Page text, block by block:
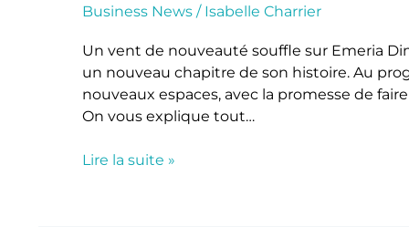
Business News / Isabelle Charrier
Un vent de nouveauté souffle sur Emeria
un nouveau chapitre de son histoire. Au
nouveaux espaces, avec la promesse de
On vous explique tout…
Lire la suite »